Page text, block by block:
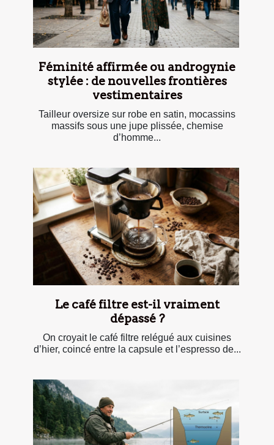
Féminité affirmée ou androgynie
stylée : de nouvelles frontières
vestimentaires
Tailleur oversize sur robe en satin, mocassins
massifs sous une jupe plissée, chemise
d’homme...
Le café filtre est-il vraiment
dépassé ?
On croyait le café filtre relégué aux cuisines
d’hier, coincé entre la capsule et l’espresso de...